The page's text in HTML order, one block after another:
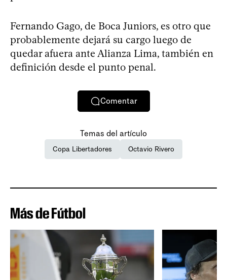
Fernando Gago, de Boca Juniors, es otro que
probablemente dejará su cargo luego de
quedar afuera ante Alianza Lima, también en
definición desde el punto penal.
Comentar
Temas del artículo
Copa Libertadores Octavio Rivero
Más de Fútbol